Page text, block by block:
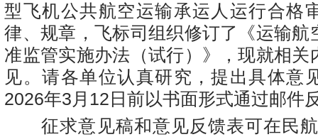
型飞机公共航空运输承运人运行合格
律、规章，飞标司组织修订了《运输航
准监管实施办法（试行）》，现就相关
见。请各单位认真研究，提出具体意
2026年3月12日前以书面形式通过邮件
征求意见稿和意见反馈表可在民航